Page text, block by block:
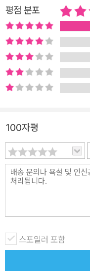
까 불안감을 느끼곤 합니다. 몇 해 전 스페인 여성 철학가
코르티나는 사회 문제 중
현대인이 두려워하고 경
이 아닌 ‘가난’과 ‘가난
대상을 넘어 경멸의 대
기만 합니다. 사람들은
루 치열하게 살아갑니다.
하지요. 그래서 이 험한 세상을 따로 또 같이 헤쳐 나가는 클라이
브와 험프리의 우정과
프리는 도시에서 살아가
릅니다. 클라이브는 작지
정 직업도 있습니다. 하
어간다는 것은 쉬운 일
여전히 많은 시간을 함께 보냅니다. 꿈같은 일이
그러했습니다. 클라이브
프리는 어느 혁명가의
평점 분포
100자평
스포일러 포함